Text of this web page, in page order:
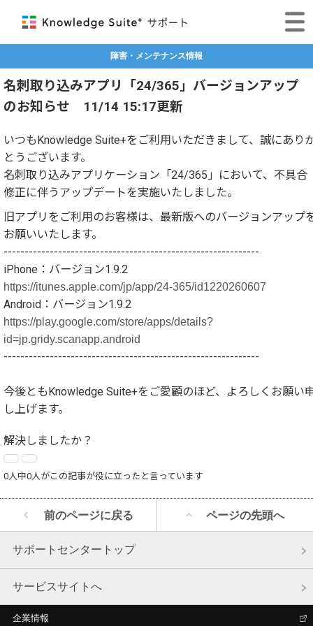
障害・メンテナンス情報
名刺取り込みアプリ「24/365」バージョンアップ
のお知らせ 11/14 15:17更新
いつもKnowledge Suite+をご利用いただきまして、誠にあり
とうございます。
名刺取り込みアプリケーション「24/365」において、不具合
修正に伴うアップデートを実施いたしました。
旧アプリをご利用のお客様は、最新版へのバージョンアップ
お願いいたします。
-------------------------------------------------------------
iPhone：バージョン1.9.2
https://itunes.apple.com/jp/app/24-365/id1220260607
Android：バージョン1.9.2
https://play.google.com/store/apps/details?
id=jp.gridy.scanapp.android
-------------------------------------------------------------
今後ともKnowledge Suite+をご愛顧のほど、よろしくお願い
し上げます。
解決しましたか？
0人中0人がこの記事が役に立ったと言っています
前のページに戻る ページの先頭へ
サポートセンタートップ
サービスサイトへ
企業情報